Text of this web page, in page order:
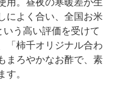
によく合い、全国お米
う高い評価を受けて
「柿千オリジナル合わ
まろやかなお酢で、素
す。